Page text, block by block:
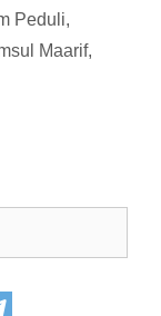
Peduli,
Maarif,